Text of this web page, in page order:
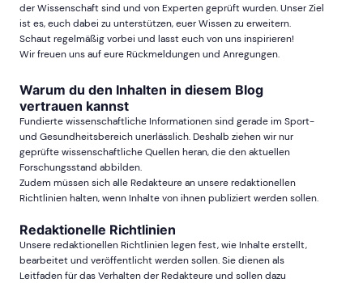
der Wissenschaft sind und von Experten geprüft wurden. Unser Ziel
ist es, euch dabei zu unterstützen, euer Wissen zu erweitern.
Schaut regelmäßig vorbei und lasst euch von uns inspirieren!
Wir freuen uns auf eure Rückmeldungen und Anregungen.
Warum du den Inhalten in diesem Blog
vertrauen kannst
Fundierte wissenschaftliche Informationen sind gerade im Sport-
und Gesundheitsbereich unerlässlich. Deshalb ziehen wir nur
geprüfte wissenschaftliche Quellen heran, die den aktuellen
Forschungsstand abbilden.
Zudem müssen sich alle Redakteure an unsere redaktionellen
Richtlinien halten, wenn Inhalte von ihnen publiziert werden sollen.
Redaktionelle Richtlinien
Unsere redaktionellen Richtlinien legen fest, wie Inhalte erstellt,
bearbeitet und veröffentlicht werden sollen. Sie dienen als
Leitfaden für das Verhalten der Redakteure und sollen dazu